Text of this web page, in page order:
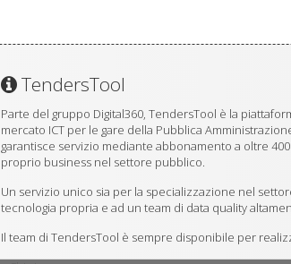
TendersTool
Parte del gruppo Digital360, TendersTool è la
mercato ICT per le gare della Pubblica
garantisce servizio mediante abbonamento a oltre
proprio business nel settore pubblico.
Un servizio unico sia per la specializzazione nel
tecnologia propria e ad un team di data quality
Il team di TendersTool è sempre disponibile per